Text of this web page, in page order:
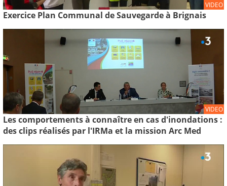
VIDEO
Exercice Plan Communal de Sauvegarde à Brignais
VIDEO
Les comportements à connaître en cas d'inondations :
des clips réalisés par l'IRMa et la mission Arc Med